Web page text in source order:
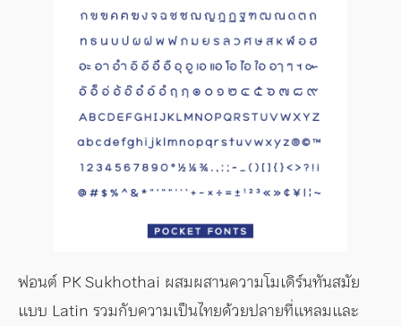
ฟอนต์ PK Sukhothai ผสมผสานความโมเดิร์นทันสมัย
แบบ Latin รวมกับความเป็นไทยด้วยปลายที่แหลมและ